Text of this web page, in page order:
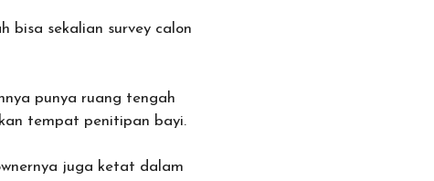
bisa sekalian survey calon
punya ruang tengah
tempat penitipan bayi.
juga ketat dalam